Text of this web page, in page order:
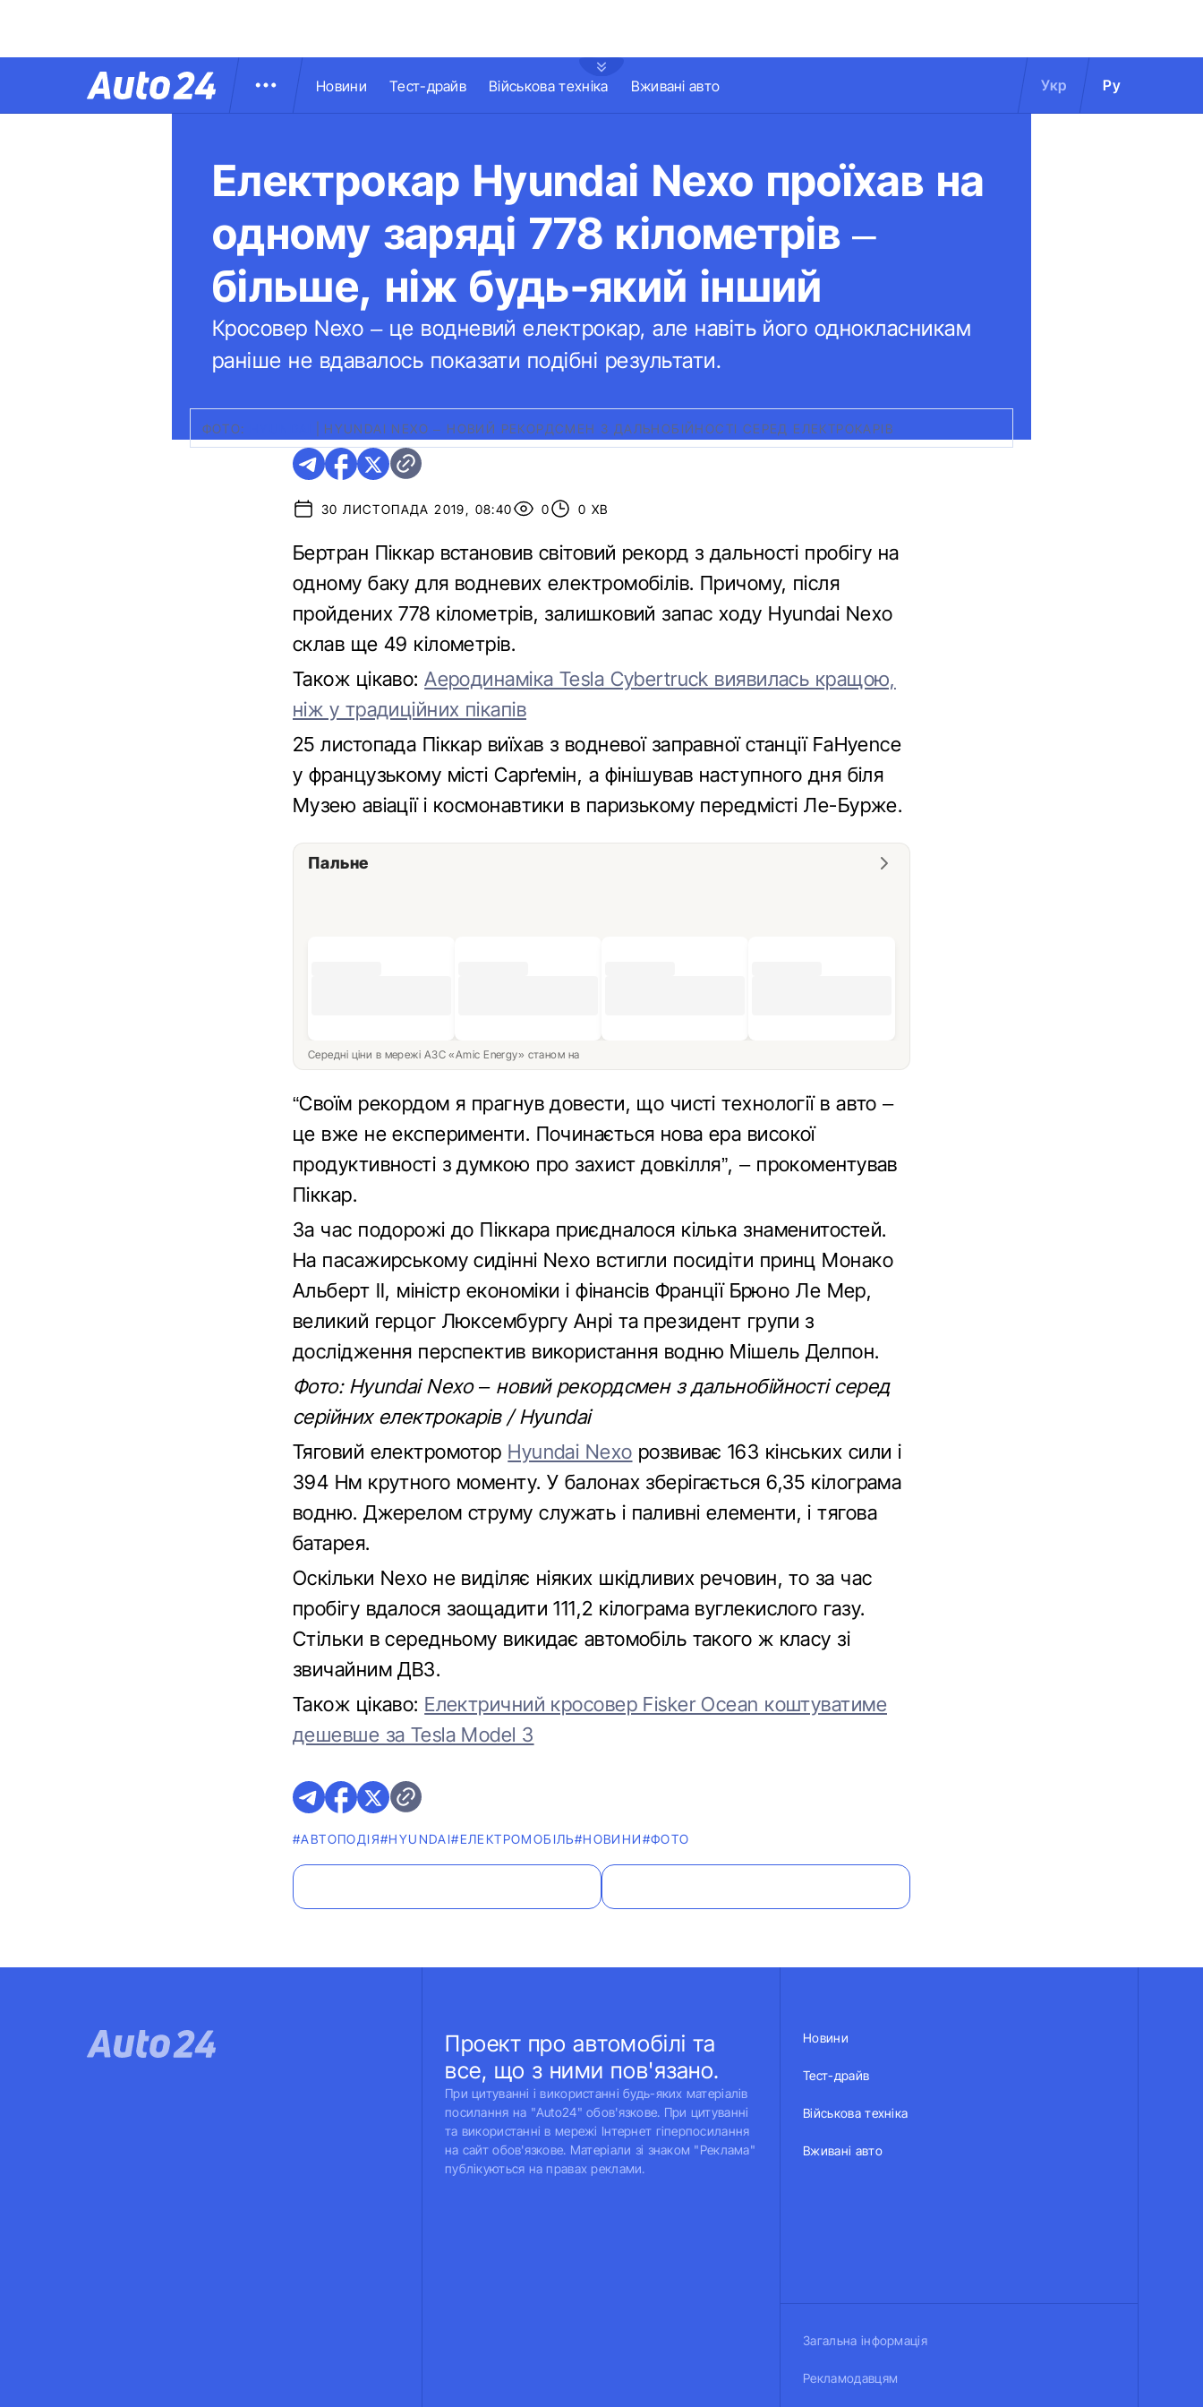
Новини Тест-драйв Військова техніка Вживані авто Укр Ру
Електрокар Hyundai Nexo проїхав на
одному заряді 778 кілометрів –
більше, ніж будь-який інший
Кросовер Nexo – це водневий електрокар, але навіть його однокласникам
раніше не вдавалось показати подібні результати.
ФОТО: HYUNDAI NEXO – НОВИЙ РЕКОРДСМЕН З ДАЛЬНОБІЙНОСТІ СЕРЕД ЕЛЕКТРОКАРІВ
30 ЛИСТОПАДА 2019, 08:40 0 0 ХВ
Бертран Піккар встановив світовий рекорд з дальності пробігу на
одному баку для водневих електромобілів. Причому, після
пройдених 778 кілометрів, залишковий запас ходу Hyundai Nexo
склав ще 49 кілометрів.
Також цікаво:Аеродинаміка Tesla Cybertruck виявилась кращою,
ніж у традиційних пікапів
25 листопада Піккар виїхав з водневої заправної станції FaHyence
у французькому місті Сарґемін, а фінішував наступного дня біля
Музею авіації і космонавтики в паризькому передмісті Ле-Бурже.
Пальне
Середні ціни в мережі АЗС «Amic Energy» станом на
“Своїм рекордом я прагнув довести, що чисті технології в авто –
це вже не експерименти. Починається нова ера високої
продуктивності з думкою про захист довкілля”, – прокоментував
Піккар.
За час подорожі до Піккара приєдналося кілька знаменитостей.
На пасажирському сидінні Nexо встигли посидіти принц Монако
Альберт II, міністр економіки і фінансів Франції Брюно Ле Мер,
великий герцог Люксембургу Анрі та президент групи з
дослідження перспектив використання водню Мішель Делпон.
Фото: Hyundai Nexo – новий рекордсмен з дальнобійності серед
серійних електрокарів / Hyundai
Тяговий електромотор Hyundai Nexo розвиває 163 кінських сили і
394 Нм крутного моменту. У балонах зберігається 6,35 кілограма
водню. Джерелом струму служать і паливні елементи, і тягова
батарея.
Оскільки Nexo не виділяє ніяких шкідливих речовин, то за час
пробігу вдалося заощадити 111,2 кілограма вуглекислого газу.
Стільки в середньому викидає автомобіль такого ж класу зі
звичайним ДВЗ.
Також цікаво: Електричний кросовер Fisker Ocean коштуватиме
дешевше за Tesla Model 3
#АВТОПОДІЯ#HYUNDAI#ЕЛЕКТРОМОБІЛЬ#НОВИНИ#ФОТО
Проект про автомобілі та
все, що з ними пов'язано.
При цитуванні і використанні будь-яких матеріалів
посилання на "Auto24" обов'язкове. При цитуванні
та використанні в мережі Інтернет гіперпосилання
на сайт обов'язкове. Матеріали зі знаком "Реклама"
публікуються на правах реклами.
Новини
Тест-драйв
Військова техніка
Вживані авто
Загальна інформація
Рекламодавцям